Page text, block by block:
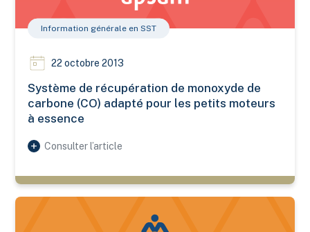
Information générale en SST
22 octobre 2013
Système de récupération de monoxyde de
carbone (CO) adapté pour les petits moteurs
à essence
Consulter l’article
Le Vit-à-l'O, chariot de transport et de manutention de robot